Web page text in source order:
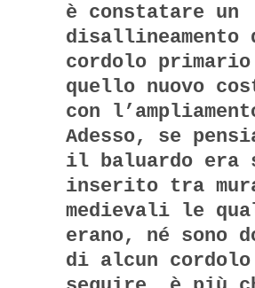
è constatare un
disallineamento
cordolo primario
quello nuovo
con
Adesso, se
il baluardo era
inserito tra
medievali le
erano, né sono
di alcun cordolo